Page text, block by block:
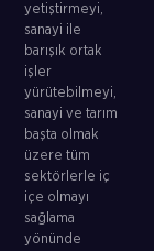
yetiştirmeyi,
sanayi ile
barışık ortak
işler
yürütebilmeyi,
sanayi ve tarım
başta olmak
üzere tüm
sektörlerle iç
içe olmayı
sağlama
yönünde